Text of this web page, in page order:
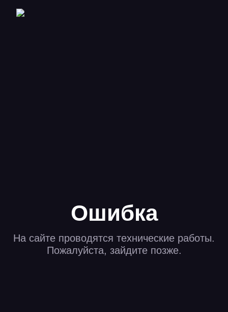
Ошибка
На сайте проводятся технические работы.
Пожалуйста, зайдите позже.
Сериал недоступен для просмотра в вашей стране